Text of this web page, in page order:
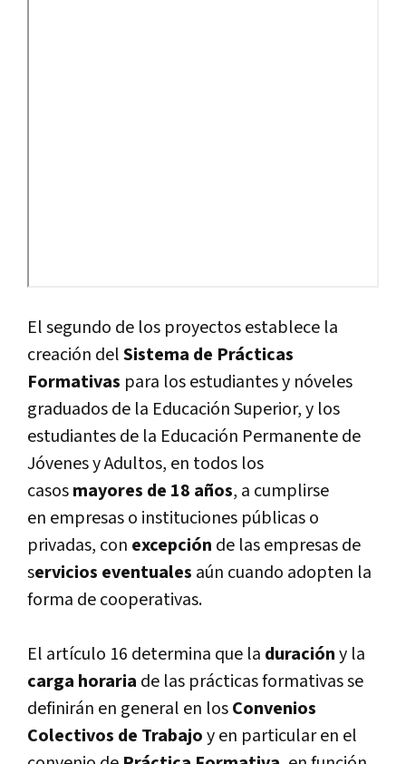
El segundo de los proyectos establece la
creación delSistema de Prácticas
Formativas para los estudiantes y nóveles
graduados de la Educación Superior, y los
estudiantes de la Educación Permanente de
Jóvenes y Adultos, en todos los
casosmayores de 18 años, a cumplirse
en empresas o instituciones públicas o
privadas, con excepción de las empresas de
servicios eventuales aún cuando adopten la
forma de cooperativas.
El artí­culo 16 determina que la duracióny la
carga horaria de las prácticas formativas se
definirán en general en losConvenios
Colectivos de Trabajoy en particular en el